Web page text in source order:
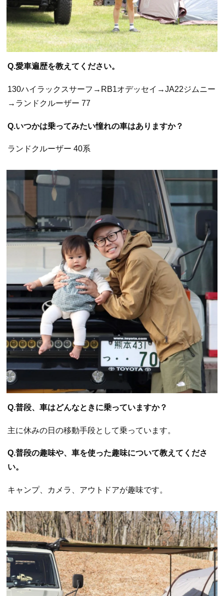
Q.愛車遍歴を教えてください。
130ハイラックスサーフ→RB1オデッセイ→JA22ジムニー
→ランドクルーザー 77
Q.いつかは乗ってみたい憧れの車はありますか？
ランドクルーザー 40系
Q.普段、車はどんなときに乗っていますか？
主に休みの日の移動手段として乗っています。
Q.普段の趣味や、車を使った趣味について教えてくださ
い。
キャンプ、カメラ、アウトドアが趣味です。